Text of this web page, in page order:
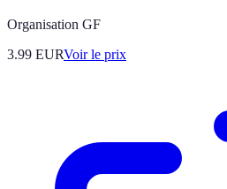
Organisation GF
3.99 EURVoir le prix